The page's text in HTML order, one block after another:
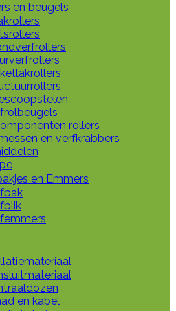
en beugels
rollers
en verfkrabbers
en Emmers
en kabel